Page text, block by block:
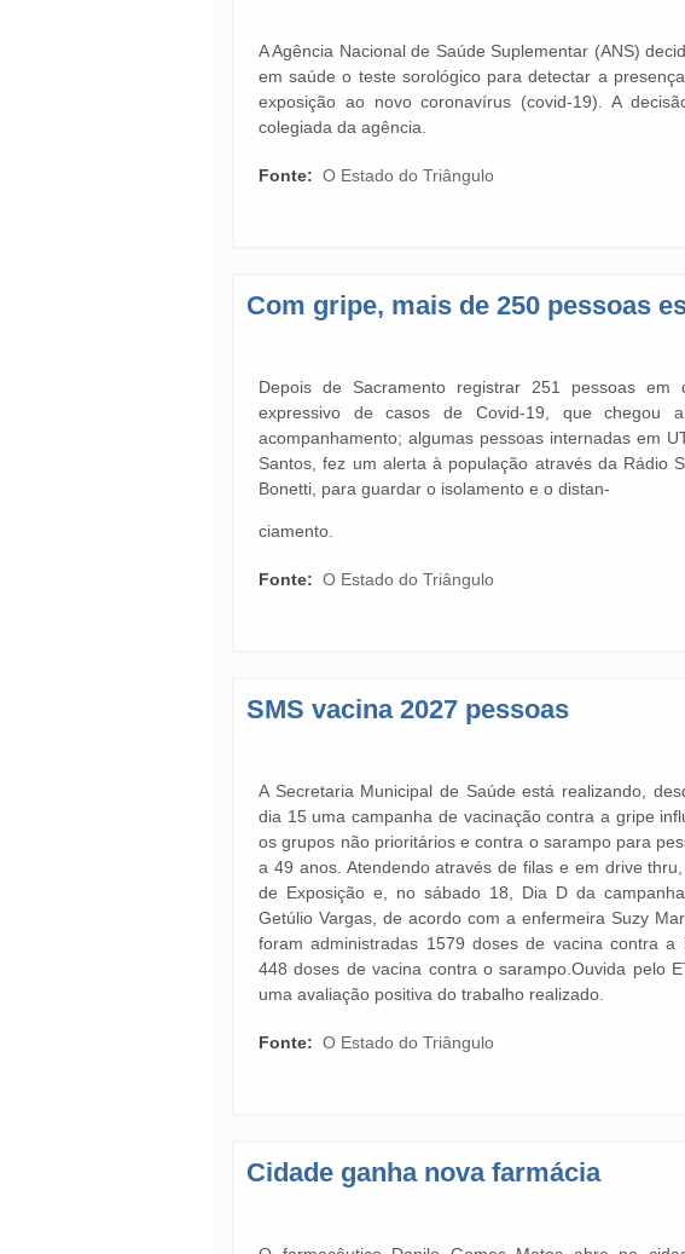
A Agência Nacional de Saúde Suplementar (ANS)
em saúde o teste sorológico para detectar a
exposição ao novo coronavírus (covid-19). A
colegiada da agência.
Fonte: O Estado do Triângulo
Com gripe, mais de 250 pessoas
Depois de Sacramento registrar 251 pessoas
expressivo de casos de Covid-19, que chegou
acompanhamento; algumas pessoas internadas em
Santos, fez um alerta à população através da Rádio
Bonetti, para guardar o isolamento e o distan-
ciamento.
Fonte: O Estado do Triângulo
SMS vacina 2027 pessoas
A Secretaria Municipal de Saúde está realizando,
dia 15 uma campanha de vacinação contra a gripe
os grupos não prioritários e contra o sarampo para
a 49 anos. Atendendo através de filas e em drive
de Exposição e, no sábado 18, Dia D da
Getúlio Vargas, de acordo com a enfermeira Suzy
foram administradas 1579 doses de vacina contra a
448 doses de vacina contra o sarampo.Ouvida pelo
uma avaliação positiva do trabalho realizado.
Fonte: O Estado do Triângulo
Cidade ganha nova farmácia